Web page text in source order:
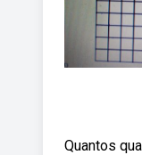
Quantos